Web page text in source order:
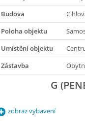
Budova
Poloha objektu
Umístění objektu
Zástavba
G
zobraz vybavení